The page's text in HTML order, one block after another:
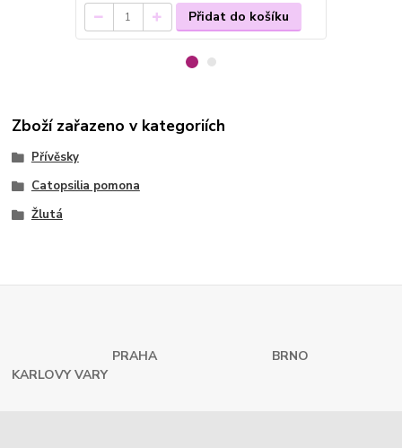
Přidat do košíku
Zboží zařazeno v kategoriích
Přívěsky
Catopsilia pomona
Žlutá
PRAHA
BRNO
KARLOVY VARY